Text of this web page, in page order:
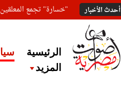
أحدث الأخبار "خسارة" تجمع
الرئيسية
المزيد